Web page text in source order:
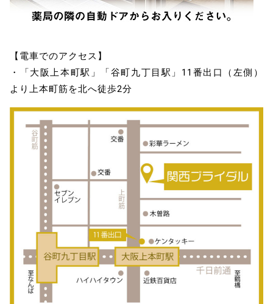
【電車でのアクセス】
・「大阪上本町駅」「谷町九丁目駅」11番出口（左側）
より上本町筋を北へ徒歩2分